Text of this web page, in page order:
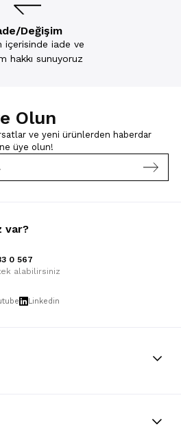
Değişim
içerisinde iade ve
hakkı sunuyoruz
Olun
ve yeni ürünlerden haberdar
üye olun!
var?
0 567
alabilirsiniz
Linkedin